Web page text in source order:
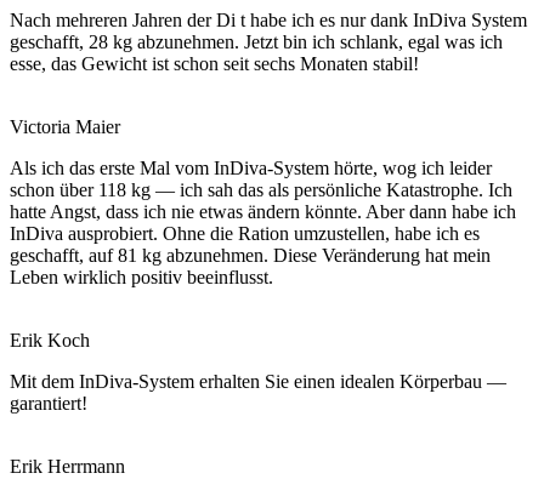
Nach mehreren Jahren der Di t habe ich es nur dank InDiva System
geschafft, 28 kg abzunehmen. Jetzt bin ich schlank, egal was ich
esse, das Gewicht ist schon seit sechs Monaten stabil!
Victoria Maier
Als ich das erste Mal vom InDiva‑System hörte, wog ich leider
schon über 118 kg — ich sah das als persönliche Katastrophe. Ich
hatte Angst, dass ich nie etwas ändern könnte. Aber dann habe ich
InDiva ausprobiert. Ohne die Ration umzustellen, habe ich es
geschafft, auf 81 kg abzunehmen. Diese Veränderung hat mein
Leben wirklich positiv beeinflusst.
Erik Koch
Mit dem InDiva‑System erhalten Sie einen idealen Körperbau —
garantiert!
Erik Herrmann